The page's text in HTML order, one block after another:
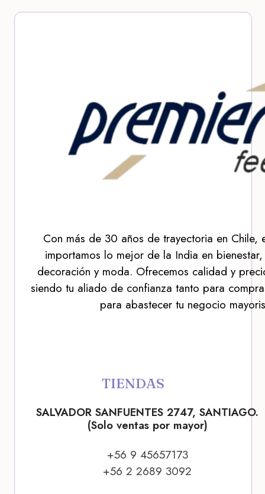
Con más de 30 años de trayectoria en Chile,
importamos lo mejor de la India en
decoración y moda. Ofrecemos calidad y
siendo tu aliado de confianza tanto para
para abastecer tu negocio
TIENDAS
SALVADOR SANFUENTES 2747, SANTIAGO.
(Solo ventas por mayor)
+56 9 45657173
+56 2 2689 3092